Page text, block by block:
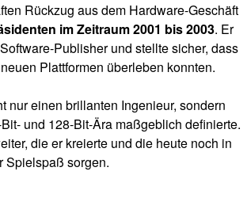
Rückzug aus dem Hardware-Geschäft
im Zeitraum 2001 bis 2003. Er
Publisher und stellte sicher, dass
Plattformen überleben konnten.
nur einen brillanten Ingenieur, sondern
und 128-Bit-Ära maßgeblich definierte.
die er kreierte und die heute noch in
Spielspaß sorgen.